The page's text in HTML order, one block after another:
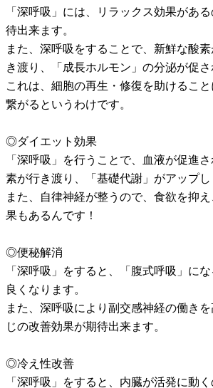
「深呼吸」には、リラックス効果があ
待出来ます。
また、深呼吸をすることで、新鮮な酸
き渡り、「成長ホルモン」の分泌が促さ
これは、細胞の再生・修復を助けるこ
繋がるというわけです。
◎ダイエット効果
「深呼吸」を行うことで、血液が促進
素が行き渡り、「基礎代謝」がアップし
また、自律神経が整うので、食欲を抑
果もあるんです！
◎便秘解消
「深呼吸」をすると、「腹式呼吸」に
良くなります。
また、深呼吸により副交感神経の働き
じの改善効果が期待出来ます。
◎冷え性改善
「深呼吸」をすると、内臓が活発に動